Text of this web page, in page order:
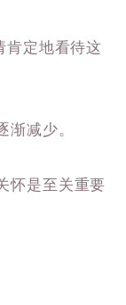
肯定地看待这
渐减少。
怀是至关重要